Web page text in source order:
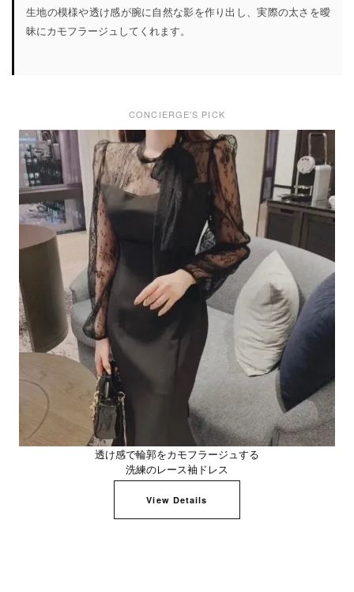
生地の模様や透け感が腕に自然な影を作り出し、実際の太さを曖
昧にカモフラージュしてくれます。
CONCIERGE'S PICK
透け感で輪郭をカモフラージュする
洗練のレース袖ドレス
View Details